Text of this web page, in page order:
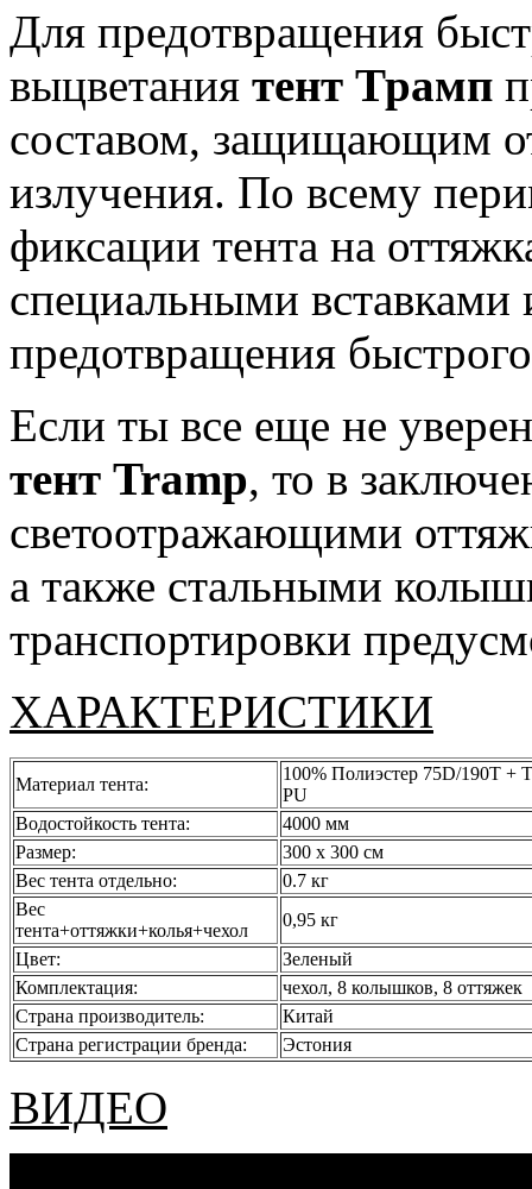
Для предотвращения
выцветания тент Трамп
составом, защищающим
излучения. По всему
фиксации тента на
специальными вставками
предотвращения
Если ты все еще не
тент Tramp, то в
светоотражающими
а также стальными
транспортировки
ХАРАКТЕРИСТИКИ
Материал тента:
100% Полиэстер 75D/190T +
PU
Водостойкость тента:
4000 мм
Размер:
300 х 300 см
Вес тента отдельно:
0.7 кг
Вес
тента+оттяжки+колья+чехол
0,95 кг
Цвет:
Зеленый
Комплектация:
чехол, 8 колышков, 8 оттяжек
Страна производитель:
Китай
Страна регистрации бренда:
Эстония
ВИДЕО